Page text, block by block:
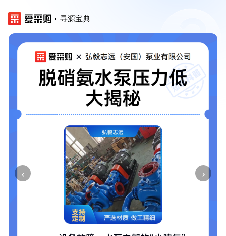
寻源宝典
‹ ›